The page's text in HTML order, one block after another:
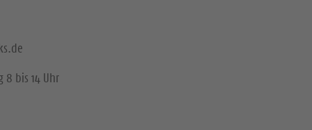
8 bis 14 Uhr